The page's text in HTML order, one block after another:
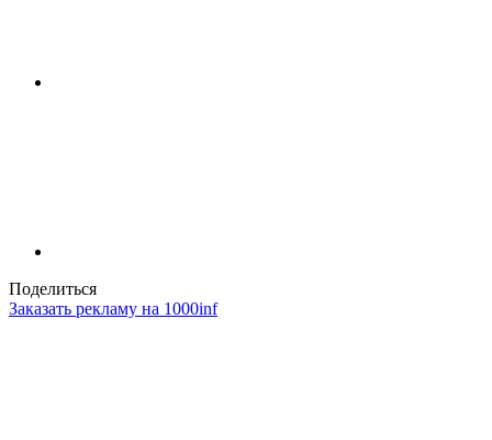
Поделиться
Заказать рекламу на 1000inf